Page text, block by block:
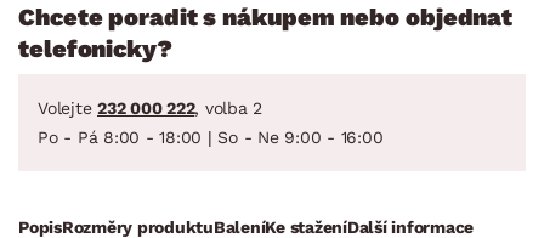
Chcete poradit s nákupem nebo objednat
telefonicky?
Volejte 232 000 222, volba 2
Po - Pá 8:00 - 18:00 | So - Ne 9:00 - 16:00
PopisRozměry produktuBaleníKe staženíDalší informace